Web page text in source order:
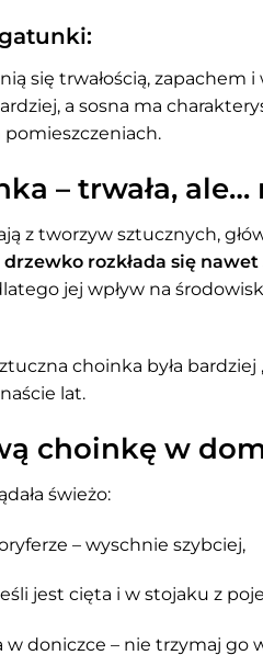
się trwałością, zapachem
a sosna ma
– trwała,
z tworzyw sztucznych,
drzewko rozkłada się
jej wpływ na
choinka była
lat.
choinkę w
świeżo:
– wyschnie szybciej,
jest cięta i w stojaku z
doniczce – nie trzymaj go